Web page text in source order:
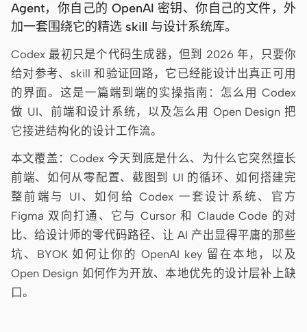
使用场景
原型 数据看板
幻灯片 图片
视频 设计系统
独立开发者 设计师
工程 产品经理
市场
AI 线框图生成器 AI UI 生成器
Agent，你自己的 OpenAI 密钥、你自己的文件，外
加一套围绕它的精选 skill 与设计系统库。
Codex 最初只是个代码生成器，但到 2026 年，只要你
给对参考、skill 和验证回路，它已经能设计出真正可用
的界面。这是一篇端到端的实操指南：怎么用 Codex
做 UI、前端和设计系统，以及怎么用 Open Design 把
它接进结构化的设计工作流。
本文覆盖：Codex 今天到底是什么、为什么它突然擅长
前端、如何从零配置、截图到 UI 的循环、如何搭建完
整前端与 UI、如何给 Codex 一套设计系统、官方
Figma 双向打通、它与 Cursor 和 Claude Code 的对
比、给设计师的零代码路径、让 AI 产出显得平庸的那些
坑、BYOK 如何让你的 OpenAI key 留在本地，以及
Open Design 如何作为开放、本地优先的设计层补上缺
口。